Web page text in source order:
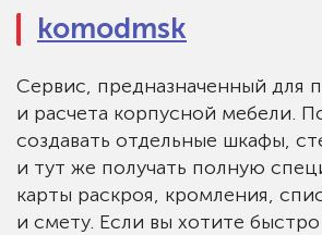
komodmsk
Сервис, предназначенный для
и расчета корпусной мебели.
создавать отдельные шкафы,
и тут же получать полную
карты раскроя, кромления,
и смету. Если вы хотите